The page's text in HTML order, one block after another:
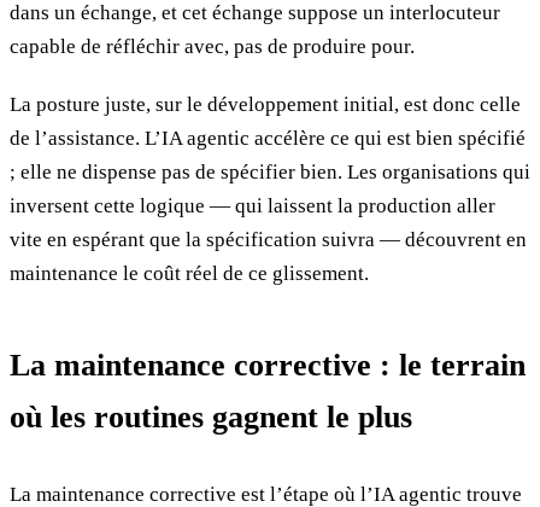
dans un échange, et cet échange suppose un interlocuteur
capable de réfléchir avec, pas de produire pour.
La posture juste, sur le développement initial, est donc celle
de l’assistance. L’IA agentic accélère ce qui est bien spécifié
; elle ne dispense pas de spécifier bien. Les organisations qui
inversent cette logique — qui laissent la production aller
vite en espérant que la spécification suivra — découvrent en
maintenance le coût réel de ce glissement.
La maintenance corrective : le terrain
où les routines gagnent le plus
La maintenance corrective est l’étape où l’IA agentic trouve